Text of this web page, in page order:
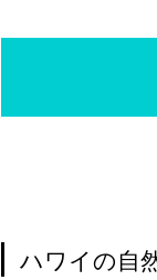
ハワイの自